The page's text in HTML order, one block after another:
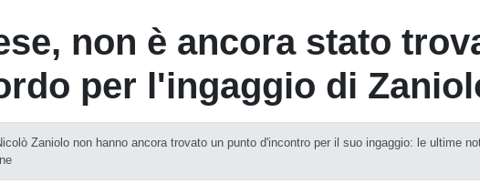
non è ancora stato
per l'ingaggio di
Zaniolo non hanno ancora trovato un punto d'incontro per il suo ingaggio: le ultime